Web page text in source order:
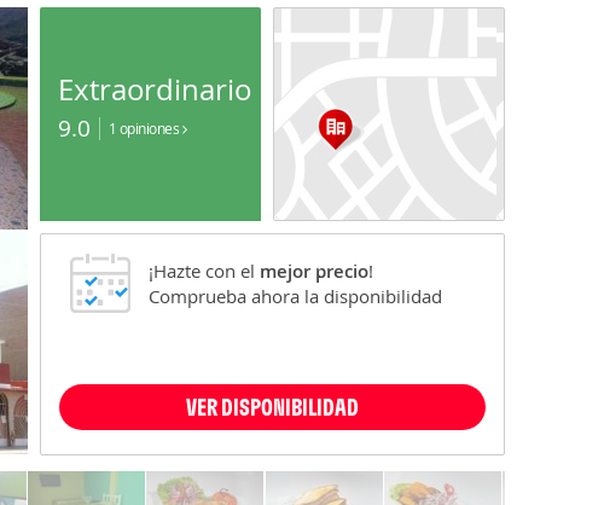
Extraordinario
9.0 1 opiniones
¡Hazte con el mejor precio!
Comprueba ahora la disponibilidad
VER DISPONIBILIDAD